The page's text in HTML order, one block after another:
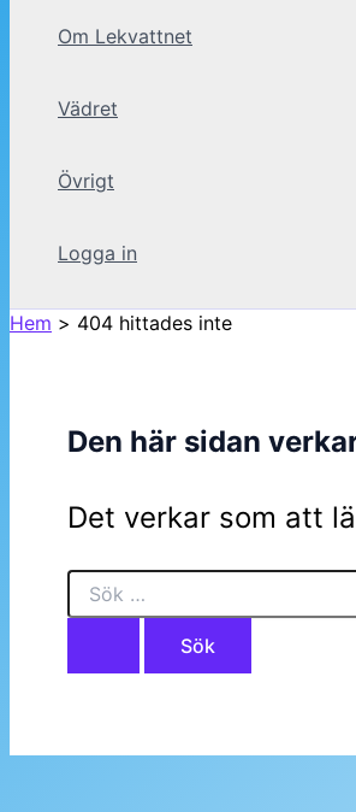
Om Lekvattnet
Vädret
Övrigt
Logga in
Hem 404 hittades inte
Den här sidan
Det verkar som att
Sök
efter: